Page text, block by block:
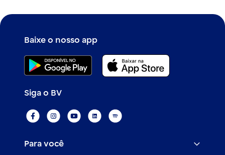
Baixe o nosso app
Siga o BV
Para você